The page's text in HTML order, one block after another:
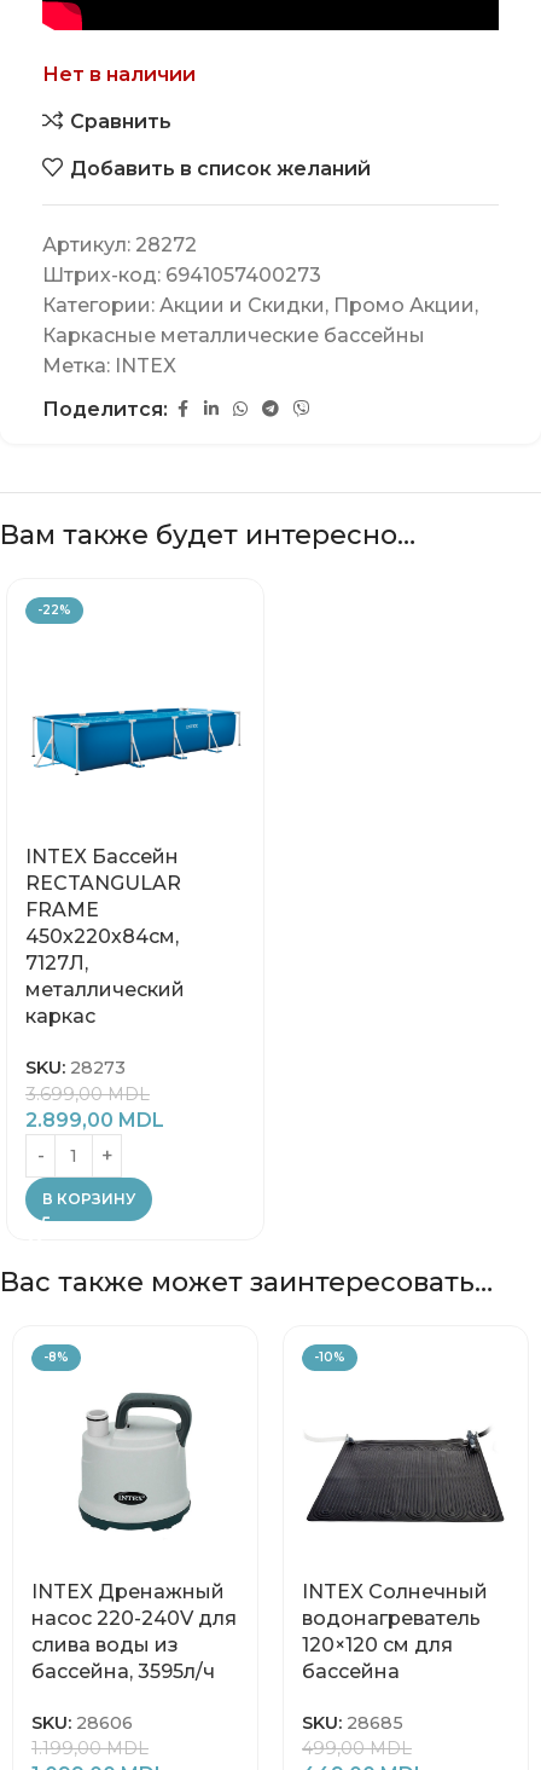
Нет в наличии
Сравнить
Добавить в список желаний
Артикул: 28272
Штрих-код: 6941057400273
Категории: Акции и Скидки, Промо Акции,
Каркасные металлические бассейны
Метка:
INTEX
Поделится:
Вам также будет интересно…
-22%
INTEX Бассейн
RECTANGULAR
FRAME
450х220х84см,
7127Л,
металлический
каркас
SKU: 28273
3.699,00MDL
2.899,00 MDL
В КОРЗИНУ
Вас также может заинтересовать…
-8%
INTEX Дренажный
насос 220-240V для
слива воды из
бассейна, 3595л/ч
SKU: 28606
1.199,00MDL
-10%
INTEX Солнечный
водонагреватель
120×120 см для
бассейна
SKU: 28685
499,00MDL